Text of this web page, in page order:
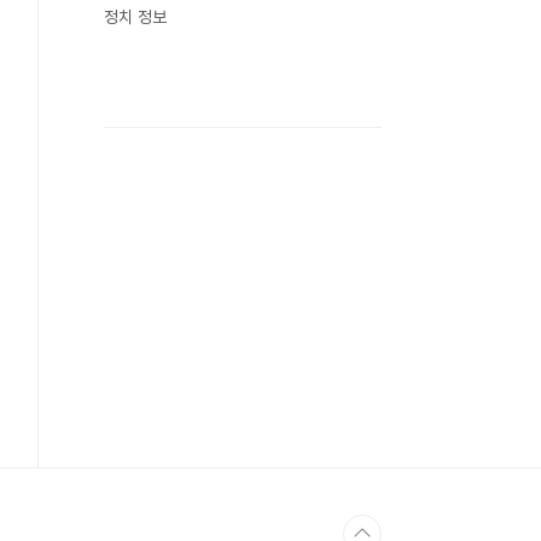
정치 정보